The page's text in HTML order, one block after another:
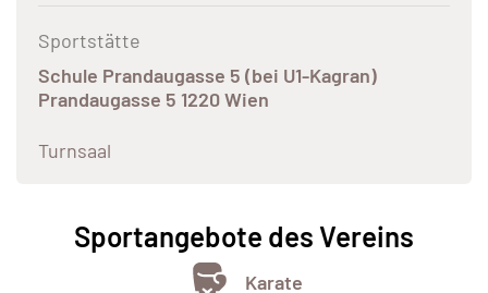
Sportstätte
Schule Prandaugasse 5 (bei U1-Kagran)
Prandaugasse 5 1220 Wien
Turnsaal
Sportangebote des Vereins
Karate